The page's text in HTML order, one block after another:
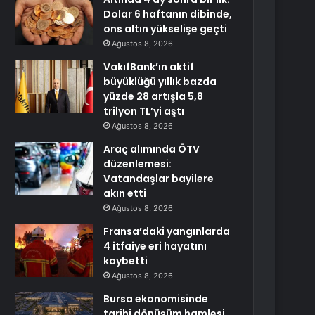
Dolar 6 haftanın dibinde,
ons altın yükselişe geçti
Ağustos 8, 2026
VakıfBank’ın aktif
büyüklüğü yıllık bazda
yüzde 28 artışla 5,8
trilyon TL’yi aştı
Ağustos 8, 2026
Araç alımında ÖTV
düzenlemesi:
Vatandaşlar bayilere
akın etti
Ağustos 8, 2026
Fransa’daki yangınlarda
4 itfaiye eri hayatını
kaybetti
Ağustos 8, 2026
Bursa ekonomisinde